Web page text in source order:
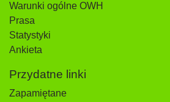
Warunki ogólne OWH
Prasa
Statystyki
Ankieta
Przydatne linki
Zapamiętane